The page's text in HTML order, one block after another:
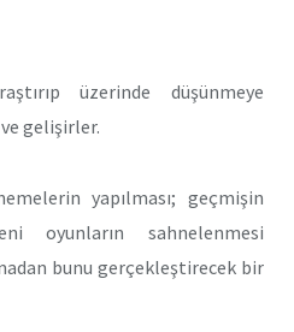
üzerinde düşünmeye
gelişirler.
yapılması; geçmişin
oyunların sahnelenmesi
bunu gerçekleştirecek bir